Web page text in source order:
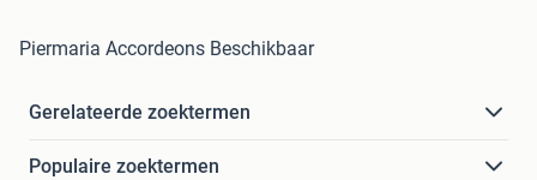
Piermaria Accordeons Beschikbaar
Gerelateerde zoektermen
Populaire zoektermen